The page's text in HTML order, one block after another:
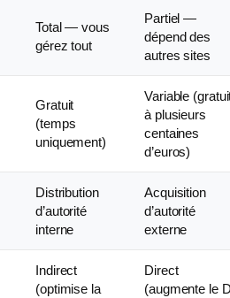
Total — vous
gérez tout
Partiel —
dépend des
autres sites
Gratuit
(temps
uniquement)
Variable
à plusieurs
centaines
d’euros)
Distribution
d’autorité
interne
Acquisition
d’autorité
externe
Indirect
(optimise la
Direct
(augmente le